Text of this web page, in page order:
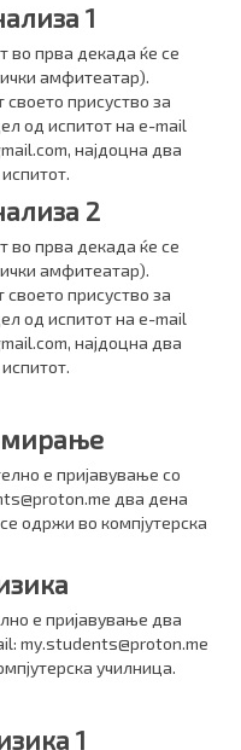
1
во прва декада ќе се
амфитеатар).
своето присуство за
од испитот на e-mail
најдоцна два
2
во прва декада ќе се
амфитеатар).
своето присуство за
од испитот на e-mail
најдоцна два
е пријавување со
два дена
одржи во компјутерска
е пријавување два
my.students@proton.me
училница.
1